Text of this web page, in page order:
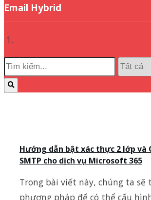
Email Hybrid
Hướng dẫn bật xác thực 2 lớp và
SMTP cho dịch vụ Microsoft 365
Trong bài viết này, chúng ta sẽ
phương pháp để có thể cấu